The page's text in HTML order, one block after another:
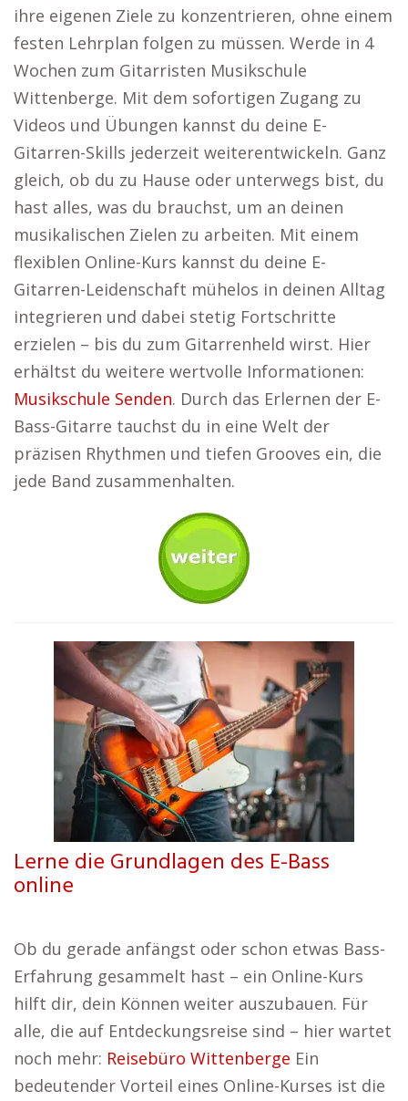
ihre eigenen Ziele zu konzentrieren, ohne einem
festen Lehrplan folgen zu müssen. Werde in 4
Wochen zum Gitarristen Musikschule
Wittenberge. Mit dem sofortigen Zugang zu
Videos und Übungen kannst du deine E-
Gitarren-Skills jederzeit weiterentwickeln. Ganz
gleich, ob du zu Hause oder unterwegs bist, du
hast alles, was du brauchst, um an deinen
musikalischen Zielen zu arbeiten. Mit einem
flexiblen Online-Kurs kannst du deine E-
Gitarren-Leidenschaft mühelos in deinen Alltag
integrieren und dabei stetig Fortschritte
erzielen – bis du zum Gitarrenheld wirst. Hier
erhältst du weitere wertvolle Informationen:
Musikschule Senden. Durch das Erlernen der E-
Bass-Gitarre tauchst du in eine Welt der
präzisen Rhythmen und tiefen Grooves ein, die
jede Band zusammenhalten.
Lerne die Grundlagen des E-Bass
online
Ob du gerade anfängst oder schon etwas Bass-
Erfahrung gesammelt hast – ein Online-Kurs
hilft dir, dein Können weiter auszubauen. Für
alle, die auf Entdeckungsreise sind – hier wartet
noch mehr: Reisebüro Wittenberge Ein
bedeutender Vorteil eines Online-Kurses ist die